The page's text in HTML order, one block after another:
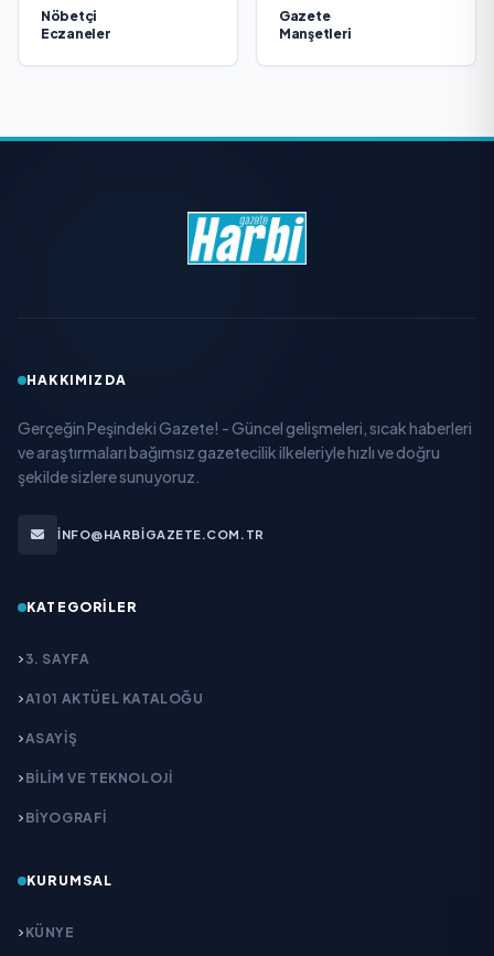
Nöbetçi
Eczaneler
Gazete
Manşetleri
HAKKIMIZDA
Gerçeğin Peşindeki Gazete! - Güncel gelişmeleri, sıcak haberleri
ve araştırmaları bağımsız gazetecilik ilkeleriyle hızlı ve doğru
şekilde sizlere sunuyoruz.
INFO@HARBIGAZETE.COM.TR
KATEGORILER
3. SAYFA
A101 AKTÜEL KATALOĞU
ASAYİŞ
BİLİM VE TEKNOLOJİ
BİYOGRAFİ
KURUMSAL
KÜNYE